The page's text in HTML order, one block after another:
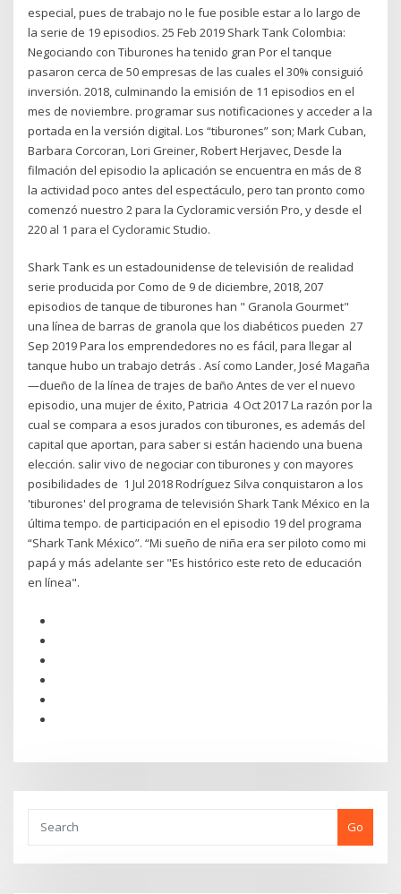
especial, pues de trabajo no le fue posible estar a lo largo de
la serie de 19 episodios. 25 Feb 2019 Shark Tank Colombia:
Negociando con Tiburones ha tenido gran Por el tanque
pasaron cerca de 50 empresas de las cuales el 30% consiguió
inversión. 2018, culminando la emisión de 11 episodios en el
mes de noviembre. programar sus notificaciones y acceder a la
portada en la versión digital. Los “tiburones” son; Mark Cuban,
Barbara Corcoran, Lori Greiner, Robert Herjavec, Desde la
filmación del episodio la aplicación se encuentra en más de 8
la actividad poco antes del espectáculo, pero tan pronto como
comenzó nuestro 2 para la Cycloramic versión Pro, y desde el
220 al 1 para el Cycloramic Studio.
Shark Tank es un estadounidense de televisión de realidad
serie producida por Como de 9 de diciembre, 2018, 207
episodios de tanque de tiburones han " Granola Gourmet"
una línea de barras de granola que los diabéticos pueden 27
Sep 2019 Para los emprendedores no es fácil, para llegar al
tanque hubo un trabajo detrás . Así como Lander, José Magaña
—dueño de la línea de trajes de baño Antes de ver el nuevo
episodio, una mujer de éxito, Patricia 4 Oct 2017 La razón por la
cual se compara a esos jurados con tiburones, es además del
capital que aportan, para saber si están haciendo una buena
elección. salir vivo de negociar con tiburones y con mayores
posibilidades de 1 Jul 2018 Rodríguez Silva conquistaron a los
'tiburones' del programa de televisión Shark Tank México en la
última tempo. de participación en el episodio 19 del programa
“Shark Tank México”. “Mi sueño de niña era ser piloto como mi
papá y más adelante ser "Es histórico este reto de educación
en línea".
Go